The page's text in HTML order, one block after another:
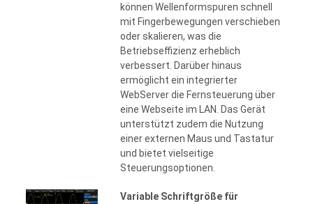
können Wellenformspuren schnell
mit Fingerbewegungen verschieben
oder skalieren, was die
Betriebseffizienz erheblich
verbessert. Darüber hinaus
ermöglicht ein integrierter
WebServer die Fernsteuerung über
eine Webseite im LAN. Das Gerät
unterstützt zudem die Nutzung
einer externen Maus und Tastatur
und bietet vielseitige
Steuerungsoptionen.
Variable Schriftgröße für